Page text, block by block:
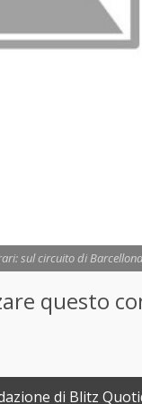
sul circuito di
questo
di Blitz